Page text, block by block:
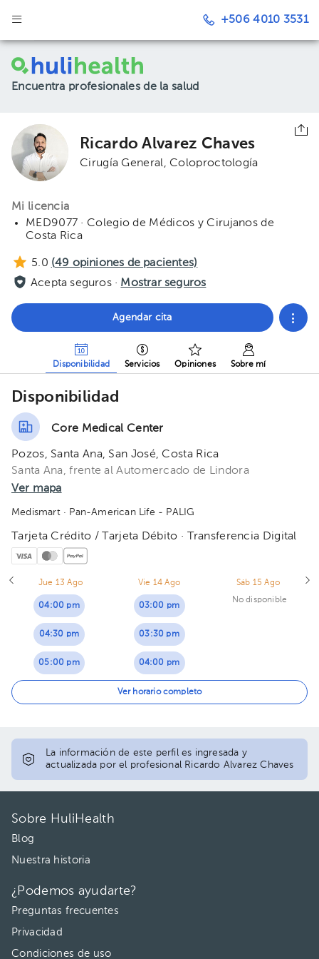
+506 4010 3531
Encuentra profesionales de la salud
Ricardo Alvarez Chaves
Cirugía General Coloproctología
Mi licencia
MED9077 · Colegio de Médicos y Cirujanos de
Costa Rica
5.0 (49 opiniones de pacientes)
Acepta seguros · Mostrar seguros
Agendar cita
Disponibilidad Servicios Opiniones Sobre mí
Disponibilidad
Core Medical Center
Pozos, Santa Ana, San José, Costa Rica
Santa Ana, frente al Automercado de Lindora
Ver mapa
Medismart· Pan-American Life - PALIG
Tarjeta Crédito / Tarjeta Débito · Transferencia Digital
Jue 13 Ago
04:00 pm
04:30 pm
05:00 pm
Vie 14 Ago
03:00 pm
03:30 pm
04:00 pm
04:30 pm
Sáb 15 Ago
No disponible
Ver horario completo
La información de este perfil es ingresada y
actualizada por el profesional Ricardo Alvarez Chaves
Sobre HuliHealth
Blog
Nuestra historia
¿Podemos ayudarte?
Preguntas frecuentes
Privacidad
Condiciones de uso